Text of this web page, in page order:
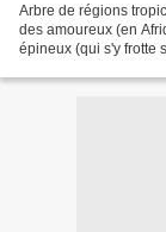
Arbre de régions
des amoureux (en
épineux (qui s'y frotte